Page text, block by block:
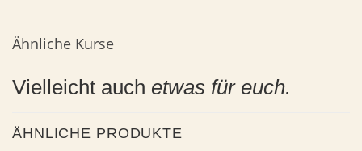
Ähnliche Kurse
Vielleicht auch etwas für euch.
ÄHNLICHE PRODUKTE